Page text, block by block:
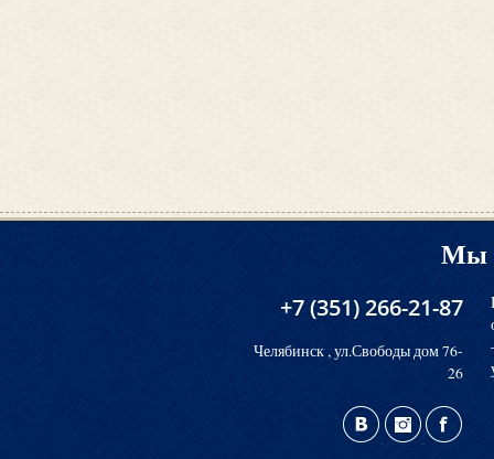
Мы
+7 (351) 266-21-87
Челябинск , ул.Свободы дом 76-
26